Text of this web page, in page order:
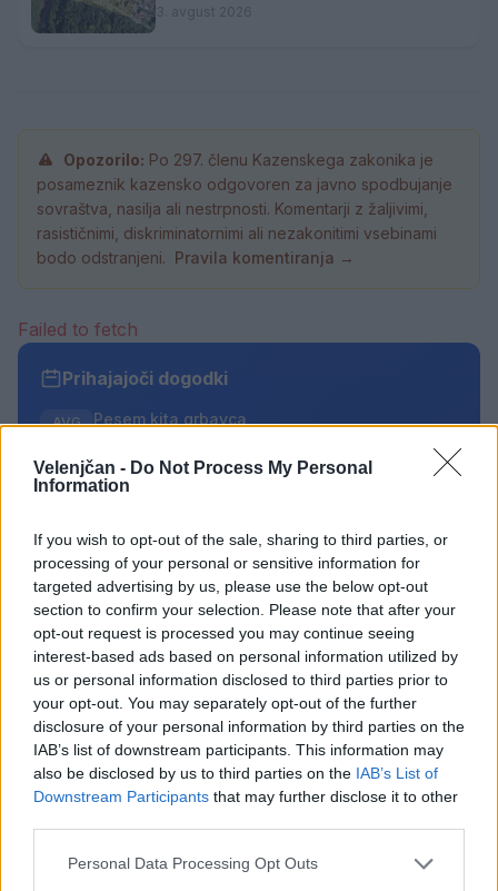
Velenjčan - Do Not Process My Personal
Information
If you wish to opt-out of the sale, sharing to third parties, or
processing of your personal or sensitive information for
targeted advertising by us, please use the below opt-out
section to confirm your selection. Please note that after your
opt-out request is processed you may continue seeing
interest-based ads based on personal information utilized by
us or personal information disclosed to third parties prior to
your opt-out. You may separately opt-out of the further
disclosure of your personal information by third parties on the
IAB’s list of downstream participants. This information may
also be disclosed by us to third parties on the IAB’s List of
Downstream Participants that may further disclose it to other
Personal Data Processing Opt Outs
3. avgust 2026
Opozorilo: Po 297. členu Kazenskega zakonika je
posameznik kazensko odgovoren za javno spodbujanje
sovraštva, nasilja ali nestrpnosti. Komentarji z žaljivimi,
rasističnimi, diskriminatornimi ali nezakonitimi vsebinami
bodo odstranjeni. Pravila komentiranja →
Failed to fetch
Prihajajoči dogodki
AVG Pesem kita grbavca
AVG Smrt Robina Hooda
AVG
7
Aktivne poletne počitnice z ustvarjalci Studia
Spin
08:00
AVG
7
Večer pesmi Đorđa Balaševića
20:00
Vsi dogodki →
Najbolj brano
1
Pretep v gostinskem lokalu v Velenju: 46-letnik